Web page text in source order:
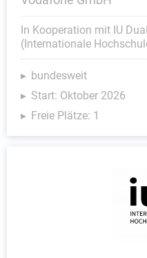
In Kooperation mit IU
(Internationale
bundesweit
Start: Oktober 2026
Freie Plätze: 1